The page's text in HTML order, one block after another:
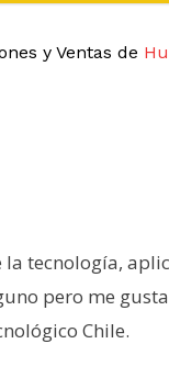
y Ventas de
tecnología,
pero me
Chile.